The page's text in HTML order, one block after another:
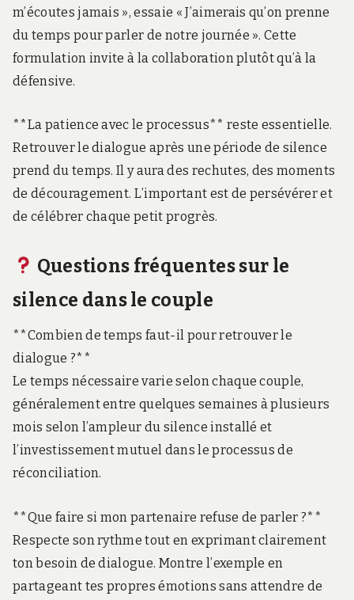
m’écoutes jamais », essaie « J’aimerais qu’on prenne
du temps pour parler de notre journée ». Cette
formulation invite à la collaboration plutôt qu’à la
défensive.
**La patience avec le processus** reste essentielle.
Retrouver le dialogue après une période de silence
prend du temps. Il y aura des rechutes, des moments
de découragement. L’important est de persévérer et
de célébrer chaque petit progrès.
Questions fréquentes sur le
silence dans le couple
**Combien de temps faut-il pour retrouver le
dialogue ?**
Le temps nécessaire varie selon chaque couple,
généralement entre quelques semaines à plusieurs
mois selon l’ampleur du silence installé et
l’investissement mutuel dans le processus de
réconciliation.
**Que faire si mon partenaire refuse de parler ?**
Respecte son rythme tout en exprimant clairement
ton besoin de dialogue. Montre l’exemple en
partageant tes propres émotions sans attendre de